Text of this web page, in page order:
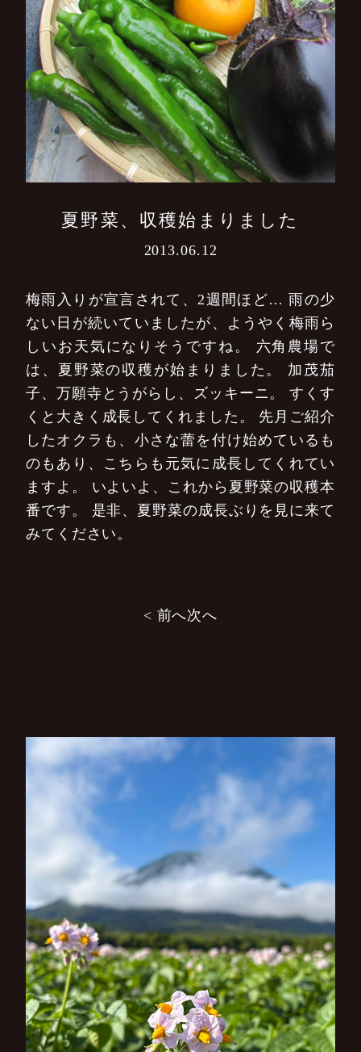
夏野菜、収穫始まりました
2013.06.12
梅雨入りが宣言されて、2週間ほど… 雨の少
ない日が続いていましたが、ようやく梅雨ら
しいお天気になりそうですね。
六角農場で
は、夏野菜の収穫が始まりました。
加茂茄
子、万願寺とうがらし、ズッキーニ。
すくす
くと大きく成長してくれました。
先月ご紹介
したオクラも、小さな蕾を付け始めているも
のもあり、こちらも元気に成長してくれてい
ますよ。
いよいよ、これから夏野菜の収穫本
番です。
是非、夏野菜の成長ぶりを見に来て
みてください。
シ
< 前へ次へ